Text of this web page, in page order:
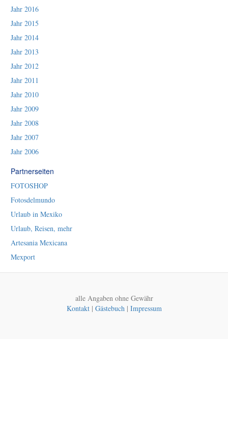
Jahr 2016
Jahr 2015
Jahr 2014
Jahr 2013
Jahr 2012
Jahr 2011
Jahr 2010
Jahr 2009
Jahr 2008
Jahr 2007
Jahr 2006
Partnerseiten
FOTOSHOP
Fotosdelmundo
Urlaub in Mexiko
Urlaub, Reisen, mehr
Artesania Mexicana
Mexport
alle Angaben ohne Gewähr
Kontakt| Gästebuch| Impressum